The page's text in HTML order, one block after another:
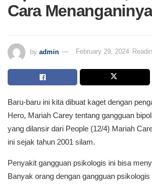
Cara
by admin February 29, 2024
Baru-baru ini kita dibuat kaget dengan
Hero, Mariah Carey tentang gangguan
yang dilansir dari People (12/4) Mariah
ini sejak tahun 2001 silam.
Penyakit gangguan psikologis ini bisa
Banyak orang dengan gangguan